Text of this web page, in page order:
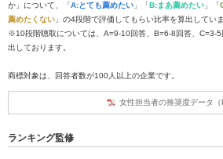
か」について、「A:とても薦めたい 」「B:まあ薦めたい 」「
薦めたくない 」の4段階で評価してもらい比率を算出していま
※10段階聴取については、A=9-10回答、B=6-8回答、C=3-
出しております。
商標対象は、回答者数が100人以上の企業です。
女性担当者の推奨度データ（
ランキング監修